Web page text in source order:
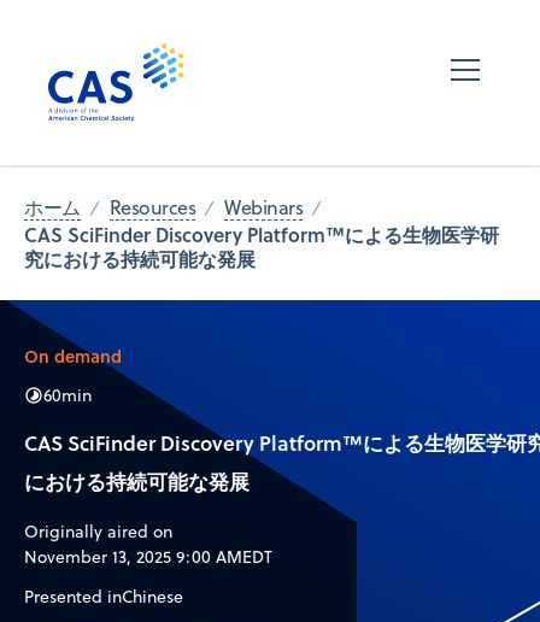
ホーム Resources Webinars
CAS SciFinder Discovery Platform™による生物医学研
究における持続可能な発展
On demand
60min
CAS SciFinder Discovery Platform™による生物医学研
における持続可能な発展
Originally aired on
November 13, 2025 9:00 AMEDT
Presented inChinese